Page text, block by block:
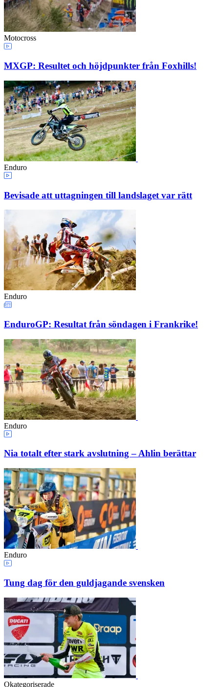
Motocross
MXGP: Resultet och höjdpunkter från Foxhills!
Enduro
Bevisade att uttagningen till landslaget var rätt
Enduro
EnduroGP: Resultat från söndagen i Frankrike!
Enduro
Nia totalt efter stark avslutning – Ahlin berättar
Enduro
Tung dag för den guldjagande svensken
Okategoriserade